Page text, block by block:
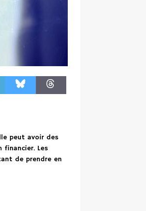
peut avoir des
financier. Les
de prendre en